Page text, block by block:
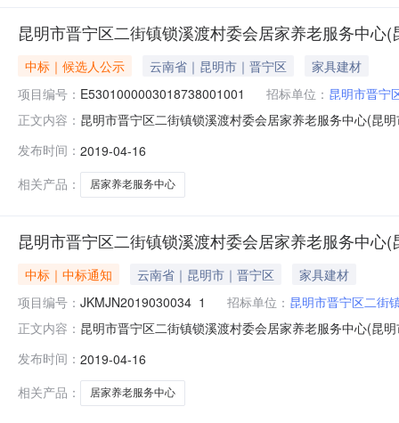
昆明市晋宁区二街镇锁溪渡村委会居家养老服务中
中标｜候选人公示 云南省｜昆明市｜晋宁区
家具建材
项目编号： E5301000003018738001001 招标单位： 昆明市晋宁
正文内容： 昆明市晋宁区二街镇锁溪渡村委会居家养老服务中心(昆
公示正文:评标结果公示备案登记编号：
发布时间： 2019-04-16
相关产品：
居家养老服务中心
昆明市晋宁区二街镇锁溪渡村委会居家养老服务中
中标｜中标通知 云南省｜昆明市｜晋宁区
家具建材
项目编号： JKMJN2019030034_1 招标单位： 昆明市晋宁区二街
正文内容： 昆明市晋宁区二街镇锁溪渡村委会居家养老服务中心(昆
锁溪渡村民委员会招标人地址昆明市晋宁区二街镇锁溪
兴
发布时间： 2019-04-16
相关产品：
居家养老服务中心